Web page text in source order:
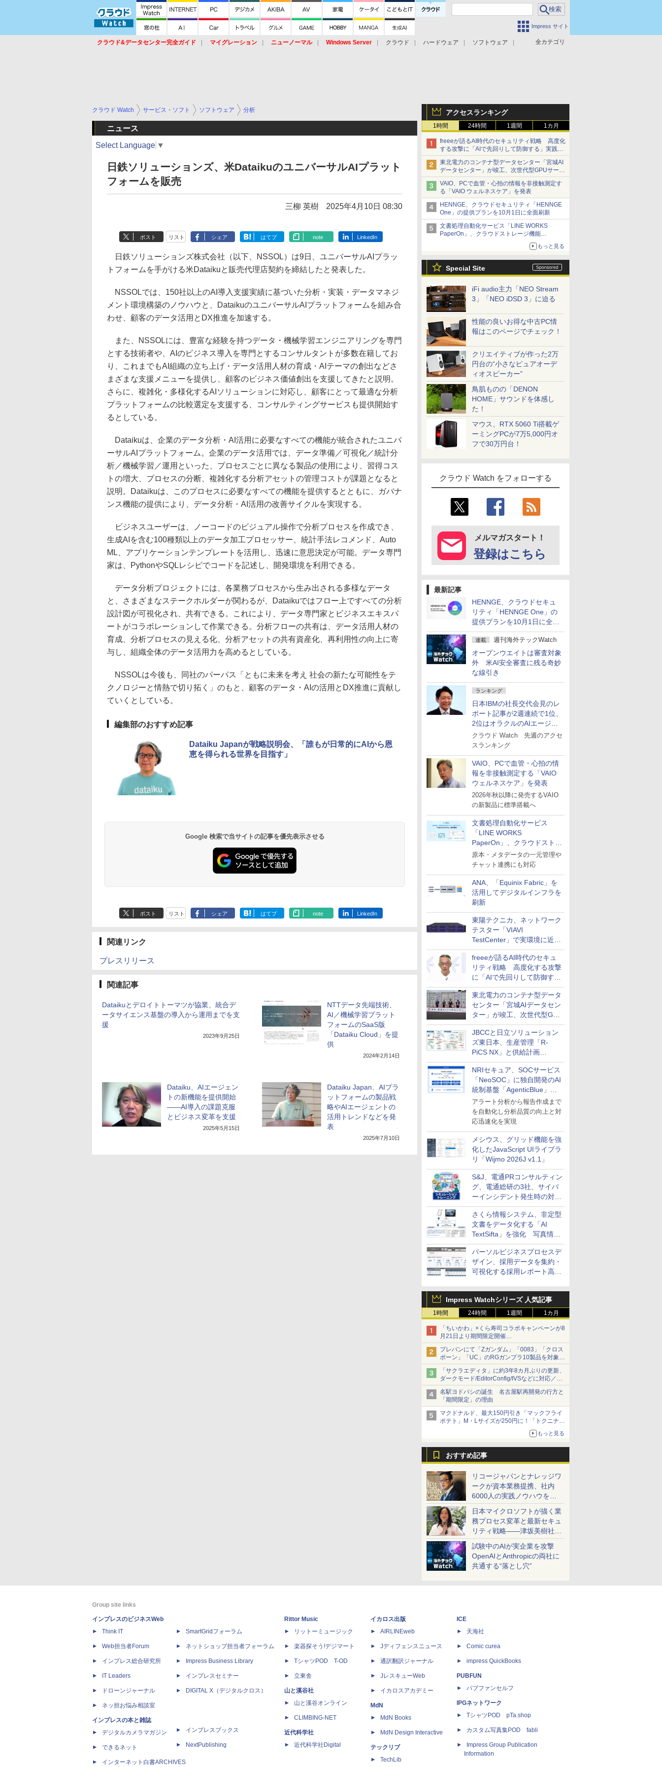
Impress サイト
全カテゴリ
クラウド&データセンター完全ガイド マイグレーション ニューノーマル Windows Server クラウド ハードウェア
ソフトウェア
アクセスランキング
1時間 24時間 1週間 1カ月
freeeが語るAI時代のセキュリティ戦略 高度化
する攻撃に「AIで先回りして防御する」実践ア
プローチとは？
東北電力のコンテナ型データセンター「宮城AI
データセンター」が竣工、次世代型GPUサーバ
ーのハウジングサービスを提供
VAIO、PCで血管・心拍の情報を非接触測定す
る「VAIO ウェルネスケア」を発表
HENNGE、クラウドセキュリティ「HENNGE
One」の提供プランを10月1日に全面刷新
文書処理自動化サービス「LINE WORKS
PaperOn」、クラウドストレージ機能
もっと見る
Special Site
iFi audio主力「NEO Stream
3」「NEO iDSD 3」に迫る
性能の良いお得な中古PC情
報はこのページでチェック！
クリエイティブが作った2万
円台の“小さなピュアオーデ
ィオスピーカー”
鳥肌ものの「DENON
HOME」サウンドを体感し
た！
マウス、RTX 5060 Ti搭載ゲ
ーミングPCが7万5,000円オ
フで30万円台！
クラウド Watch をフォローする
メルマガスタート！
登録はこちら
最新記事
HENNGE、クラウドセキュ
リティ「HENNGE One」の
提供プランを10月1日に全面
刷新
連載 週刊海外テックWatch
オープンウエイトは審査対象
外 米AI安全審査に残る奇妙
な線引き
ランキング
日本IBMの社長交代会見のレ
ポート記事が2週連続で1位、
2位はオラクルのAIエージェ
ント
クラウド Watch 先週のアクセ
スランキング
VAIO、PCで血管・心拍の情
報を非接触測定する「VAIO
ウェルネスケア」を発表
2026年秋以降に発売するVAIO
の新製品に標準搭載へ
文書処理自動化サービス
「LINE WORKS
PaperOn」、クラウドストレ
ージ機能「PaperOn Drive」
を提供開始
原本・メタデータの一元管理や
チャット連携にも対応
ANA、「Equinix Fabric」を
活用してデジタルインフラを
刷新
東陽テクニカ、ネットワーク
テスター「VIAVI
TestCenter」で実環境に近い
AIトラフィックをテストでき
る追加機能を提供
freeeが語るAI時代のセキュ
リティ戦略 高度化する攻撃
に「AIで先回りして防御す
る」実践アプローチとは？
東北電力のコンテナ型データ
センター「宮城AIデータセン
ター」が竣工、次世代型GPU
サーバーのハウジングサービ
スを提供
JBCCと日立ソリューション
ズ東日本、生産管理「R-
PiCS NX」と供給計画
「scSQUARE ISP」の連携サ
ービスを提供開始
NRIセキュア、SOCサービス
「NeoSOC」に独自開発のAI
統制基盤「AgenticBlue」を
導入
アラート分析から報告作成まで
を自動化し分析品質の向上と対
応迅速化を実現
メシウス、グリッド機能を強
化したJavaScript UIライブラ
リ「Wijmo 2026J v1.1」
S&J、電通PRコンサルティン
グ、電通総研の3社、サイバ
ーインシデント発生時の対応
と危機管理広報を一体的に訓
練するプログラムを提供
さくら情報システム、非定型
文書をデータ化する「AI
TextSifta」を強化 写真情報
のデータ化などに対応
パーソルビジネスプロセスデ
ザイン、採用データを集約・
可視化する採用レポート高速
Impress Watchシリーズ 人気記事
1時間 24時間 1週間 1カ月
「ちいかわ」×くら寿司コラボキャンペーンが8
月21日より期間限定開催
オリジナルの湯呑みや寿司皿が景品に登場！
プレバンにて「Zガンダム」「0083」「クロス
ボーン」「UC」のRGガンプラ10製品を対象に
した抽選販売が8月10日11時より実施！
「サクラエディタ」に約3年8カ月ぶりの更新、
ダークモード/EditorConfig/IVSなどに対応／複
数の脆弱性に対処したセキュリティアップデー
ト
名駅ヨドバシの誕生 名古屋駅再開発の行方と
「期間限定」の理由
マクドナルド、最大150円引き「マックフライ
ポテト」M・Lサイズが250円に！「トクニナル
もっと見る
おすすめ記事
リコージャパンとナレッジワ
ークが資本業務提携、社内
6000人の実践ノウハウを生
かした「AI商談記録 for
RICOH」を展開へ
日本マイクロソフトが描く業
務プロセス変革と最新セキュ
リティ戦略――津坂美樹社長
が2027年度戦略を説明
試験中のAIが実企業を攻撃
OpenAIとAnthropicの両社に
共通する“落とし穴”
クラウド Watch サービス・ソフト ソフトウェア 分析
ニュース
Select Language ▼
日鉄ソリューションズ、米DataikuのユニバーサルAIプラット
フォームを販売
三柳 英樹 2025年4月10日 08:30
ポスト リスト シェア はてブ note LinkedIn
日鉄ソリューションズ株式会社（以下、NSSOL）は9日、ユニバーサルAIプラッ
トフォームを手がける米Dataikuと販売代理店契約を締結したと発表した。
NSSOLでは、150社以上のAI導入支援実績に基づいた分析・実装・データマネジ
メント環境構築のノウハウと、DataikuのユニバーサルAIプラットフォームを組み合
わせ、顧客のデータ活用とDX推進を加速する。
また、NSSOLには、豊富な経験を持つデータ・機械学習エンジニアリングを専門
とする技術者や、AIのビジネス導入を専門とするコンサルタントが多数在籍してお
り、これまでもAI組織の立ち上げ・データ活用人材の育成・AIテーマの創出などさ
まざまな支援メニューを提供し、顧客のビジネス価値創出を支援してきたと説明。
さらに、複雑化・多様化するAIソリューションに対応し、顧客にとって最適な分析
プラットフォームの比較選定を支援する、コンサルティングサービスも提供開始す
るとしている。
Dataikuは、企業のデータ分析・AI活用に必要なすべての機能が統合されたユニバ
ーサルAIプラットフォーム。企業のデータ活用では、データ準備／可視化／統計分
析／機械学習／運用といった、プロセスごとに異なる製品の使用により、習得コス
トの増大、プロセスの分断、複雑化する分析アセットの管理コストが課題となると
説明。Dataikuは、このプロセスに必要なすべての機能を提供するとともに、ガバナ
ンス機能の提供により、データ分析・AI活用の改善サイクルを実現する。
ビジネスユーザーは、ノーコードのビジュアル操作で分析プロセスを作成でき、
生成AIを含む100種類以上のデータ加工プロセッサー、統計手法レコメンド、Auto
ML、アプリケーションテンプレートを活用し、迅速に意思決定が可能。データ専門
家は、PythonやSQLレシピでコードを記述し、開発環境を利用できる。
データ分析プロジェクトには、各業務プロセスから生み出される多様なデータ
と、さまざまなステークホルダーが関わるが、Dataikuではフロー上ですべての分析
設計図が可視化され、共有できる。これにより、データ専門家とビジネスエキスパ
ートがコラボレーションして作業できる。分析フローの共有は、データ活用人材の
育成、分析プロセスの見える化、分析アセットの共有資産化、再利用性の向上に寄
与し、組織全体のデータ活用力を高めるとしている。
NSSOLは今後も、同社のパーパス「ともに未来を考え 社会の新たな可能性をテ
クノロジーと情熱で切り拓く」のもと、顧客のデータ・AIの活用とDX推進に貢献し
ていくとしている。
編集部のおすすめ記事
Dataiku Japanが戦略説明会、「誰もが日常的にAIから恩
恵を得られる世界を目指す」
Google 検索で当サイトの記事を優先表示させる
ポスト リスト シェア はてブ note LinkedIn
関連リンク
プレスリリース
関連記事
Dataikuとデロイトトーマツが協業、統合デ
ータサイエンス基盤の導入から運用までを支
援
2023年9月25日
NTTデータ先端技術、
AI／機械学習プラット
フォームのSaaS版
「Dataiku Cloud」を提
供
2024年2月14日
Dataiku、AIエージェン
トの新機能を提供開始
――AI導入の課題克服
とビジネス変革を支援
2025年5月15日
Dataiku Japan、AIプラ
ットフォームの製品戦
略やAIエージェントの
活用トレンドなどを発
表
2025年7月10日
Group site links
インプレスのビジネスWeb
Think IT
Web担当者Forum
インプレス総合研究所
IT Leaders
ドローンジャーナル
ネッ担お悩み相談室
インプレスの本と雑誌
デジタルカメラマガジン
できるネット
インターネット白書ARCHIVES
SmartGridフォーラム
ネットショップ担当者フォーラム
Impress Business Library
インプレスセミナー
DIGITAL X（デジタルクロス）
インプレスブックス
NextPublishing
Rittor Music
リットーミュージック
楽器探そう!デジマート
TシャツPOD T-OD
立東舎
山と溪谷社
山と溪谷オンライン
CLIMBING-NET
近代科学社
近代科学社Digital
イカロス出版
AIRLINEweb
Jディフェンスニュース
通訳翻訳ジャーナル
JレスキューWeb
イカロスアカデミー
MdN
MdN Books
MdN Design Interactive
テックリブ
TechLib
ICE
天海社
Comic curea
impress QuickBooks
PUBFUN
パブファンセルフ
IPGネットワーク
TシャツPOD pTa.shop
カスタム写真集POD fabli
Impress Group Publication
Information